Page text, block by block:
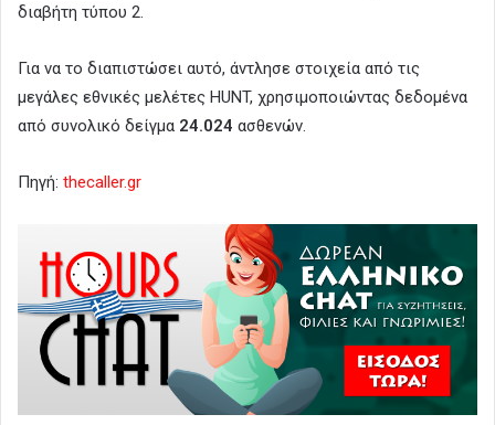
διαβήτη τύπου 2.
Για να το διαπιστώσει αυτό, άντλησε στοιχεία από τις
μεγάλες εθνικές μελέτες HUNT, χρησιμοποιώντας δεδομένα
από συνολικό δείγμα 24.024 ασθενών.
Πηγή: thecaller.gr